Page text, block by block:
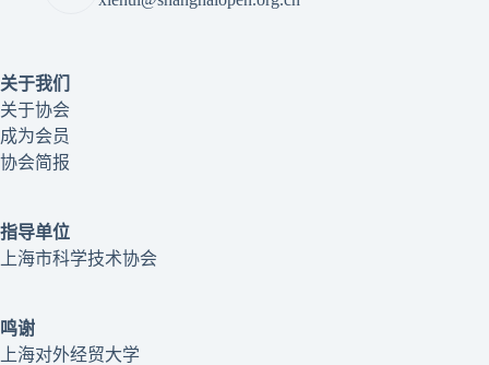
关于我们
关于协会
成为会员
协会简报
指导单位
上海市科学技术协会
鸣谢
上海对外经贸大学